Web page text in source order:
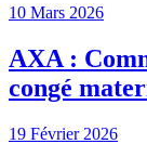
10 Mars 2026
AXA :
congé
19 Février 2026